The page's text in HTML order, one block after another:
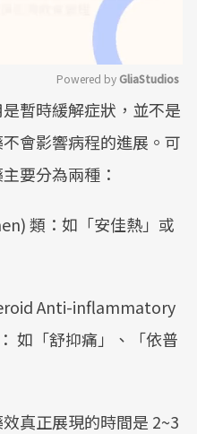
Mute
Powered by GliaStudios
暫時緩解症狀，並不是
會影響病程的進展。可
要分為兩種：
類：如「安佳熱」或
Anti-inflammatory
如「舒抑痛」、「依普
真正展現的時間是 2~3